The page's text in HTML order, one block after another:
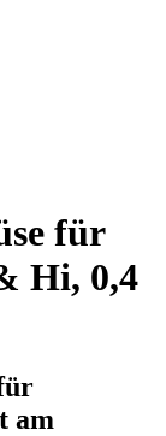
für
Hi, 0,4
am